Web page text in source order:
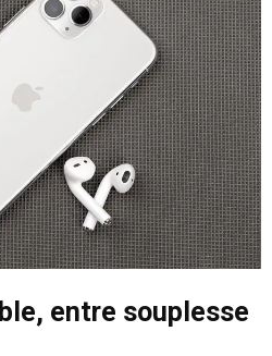
entre souplesse